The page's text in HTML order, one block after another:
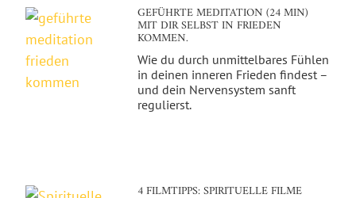
GEFÜHRTE MEDITATION (24 MIN)
MIT DIR SELBST IN FRIEDEN
KOMMEN.
Wie du durch unmittelbares Fühlen
in deinen inneren Frieden findest –
und dein Nervensystem sanft
regulierst.
4 FILMTIPPS: SPIRITUELLE FILME